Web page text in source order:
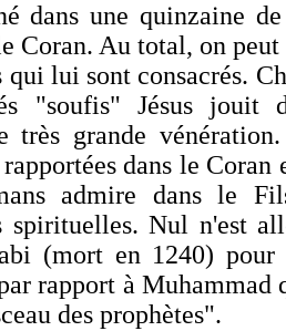
dans une quinzaine
Coran. Au total, on
qui lui sont consacrés.
"soufis" Jésus jouit
très grande
dans le Coran
admire dans le
spirituelles. Nul n'est
(mort en 1240) pour
rapport à Muhammad
des prophètes".